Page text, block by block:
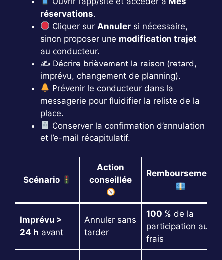
réservations.
Cliquer sur Annuler si nécessaire,
sinon proposer une modification trajet
au conducteur.
✍️ Décrire brièvement la raison (retard,
imprévu, changement de planning).
Prévenir le conducteur dans la
messagerie pour fluidifier la reliste de la
place.
Conserver la confirmation d’annulation
et l’e-mail récapitulatif.
Scénario
Action
conseillée
Remboursement
Imprévu >
24 h avant
Annuler sans
tarder
100 % de la
participation aux
frais